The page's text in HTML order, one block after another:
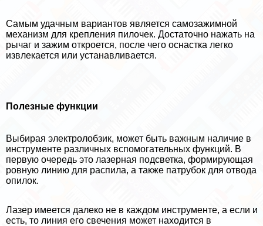
Самым удачным вариантов является самозажимной
механизм для крепления пилочек. Достаточно нажать на
рычаг и зажим откроется, после чего оснастка легко
извлекается или устанавливается.
Полезные функции
Выбирая электролобзик, может быть важным наличие в
инструменте различных вспомогательных функций. В
первую очередь это лазерная подсветка, формирующая
ровную линию для распила, а также патрубок для отвода
опилок.
Лазер имеется далеко не в каждом инструменте, а если и
есть, то линия его свечения может находится в